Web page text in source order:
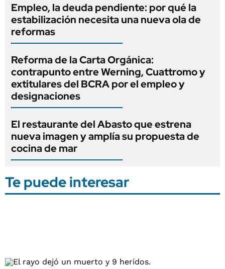
Empleo, la deuda pendiente: por qué la
estabilización necesita una nueva ola de
reformas
Reforma de la Carta Orgánica:
contrapunto entre Werning, Cuattromo y
extitulares del BCRA por el empleo y
designaciones
El restaurante del Abasto que estrena
nueva imagen y amplía su propuesta de
cocina de mar
Te puede interesar